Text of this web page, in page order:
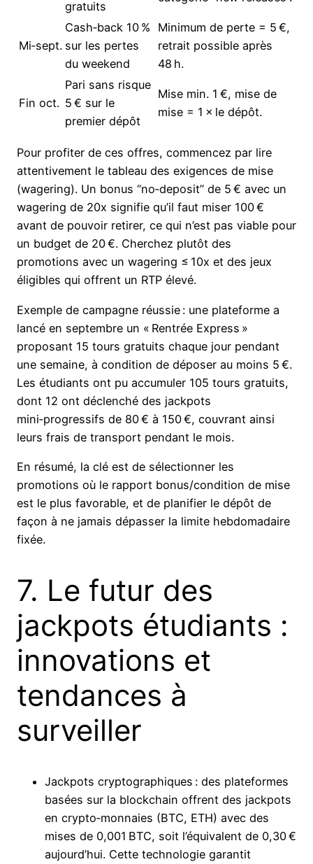
gratuits
Mi‑sept.
Cash‑back 10 %
sur les pertes
du weekend
Minimum de perte = 5 €,
retrait possible après
48 h.
Fin oct.
Pari sans risque
5 € sur le
premier dépôt
Mise min. 1 €, mise de
mise = 1 × le dépôt.
Pour profiter de ces offres, commencez par lire
attentivement le tableau des exigences de mise
(wagering). Un bonus “no‑deposit” de 5 € avec un
wagering de 20x signifie qu’il faut miser 100 €
avant de pouvoir retirer, ce qui n’est pas viable pour
un budget de 20 €. Cherchez plutôt des
promotions avec un wagering ≤ 10x et des jeux
éligibles qui offrent un RTP élevé.
Exemple de campagne réussie : une plateforme a
lancé en septembre un « Rentrée Express »
proposant 15 tours gratuits chaque jour pendant
une semaine, à condition de déposer au moins 5 €.
Les étudiants ont pu accumuler 105 tours gratuits,
dont 12 ont déclenché des jackpots
mini‑progressifs de 80 € à 150 €, couvrant ainsi
leurs frais de transport pendant le mois.
En résumé, la clé est de sélectionner les
promotions où le rapport bonus/condition de mise
est le plus favorable, et de planifier le dépôt de
façon à ne jamais dépasser la limite hebdomadaire
fixée.
7. Le futur des
jackpots étudiants :
innovations et
tendances à
surveiller
Jackpots cryptographiques : des plateformes
basées sur la blockchain offrent des jackpots
en crypto‑monnaies (BTC, ETH) avec des
mises de 0,001 BTC, soit l’équivalent de 0,30 €
aujourd’hui. Cette technologie garantit